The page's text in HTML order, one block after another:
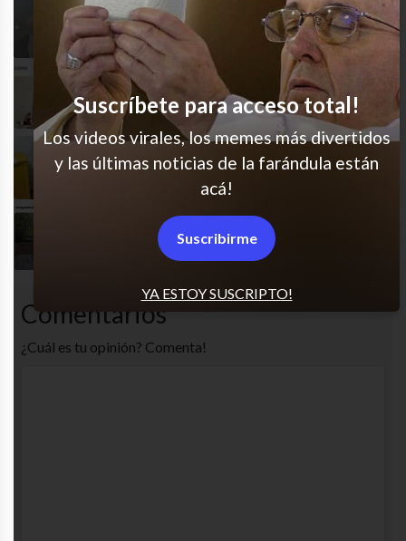
Es exactamente eso
¿Quién es el perrito más lindo?
Así o nada
Gran cara
Comentarios
¿Cuál es tu opinión? Comenta!
YA ESTOY SUSCRIPTO!
Suscríbete para acceso total!
Los videos virales, los memes más divertidos
y las últimas noticias de la farándula están
acá!
Suscribirme